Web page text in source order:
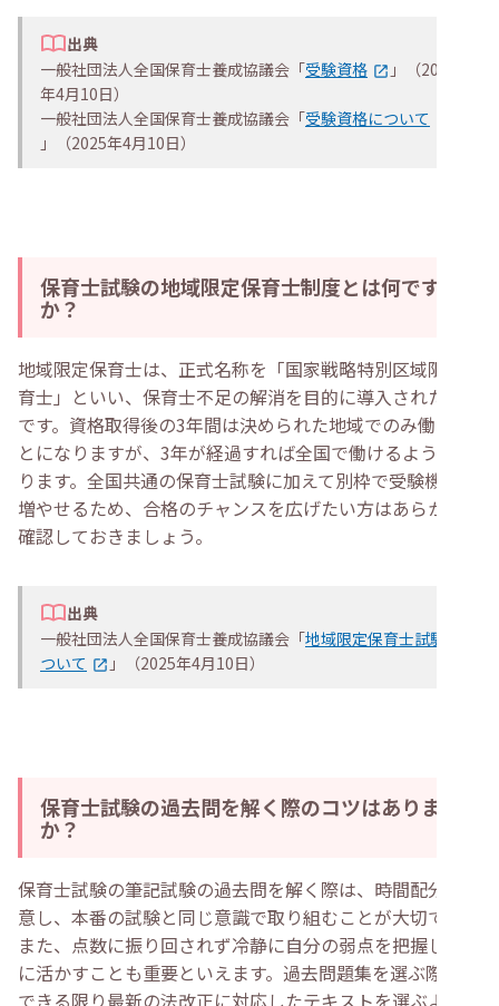
出典
一般社団法人全国保育士養成協議会「受験資格
」（2025
年4月10日）
一般社団法人全国保育士養成協議会「受験資格について
」（2025年4月10日）
保育士試験の地域限定保育士制度とは何です
か？
地域限定保育士は、正式名称を「国家戦略特別区域限定保
育士」といい、保育士不足の解消を目的に導入された制度
です。資格取得後の3年間は決められた地域でのみ働くこ
とになりますが、3年が経過すれば全国で働けるようにな
ります。全国共通の保育士試験に加えて別枠で受験機会を
増やせるため、合格のチャンスを広げたい方はあらかじめ
確認しておきましょう。
出典
一般社団法人全国保育士養成協議会「地域限定保育士試験に
ついて
」（2025年4月10日）
保育士試験の過去問を解く際のコツはあります
か？
保育士試験の筆記試験の過去問を解く際は、時間配分に注
意し、本番の試験と同じ意識で取り組むことが大切です。
また、点数に振り回されず冷静に自分の弱点を把握し、次
に活かすことも重要といえます。過去問題集を選ぶ際は、